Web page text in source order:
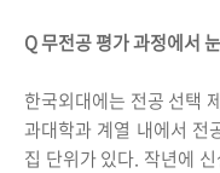
Q 무전공 평가 과정에서
한국외대에는 전공 선택
과대학과 계열 내에서 전
집 단위가 있다. 작년에